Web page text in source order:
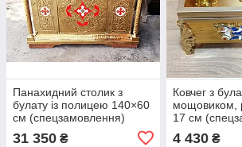
Панахидний столик з
булату із полицею 140×60
см (спецзамовлення)
31 350 ₴
Ковчег з
мощовиком,
17 см
4 430₴